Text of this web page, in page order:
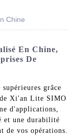
Chine
En Chine,
De
grâce
Xi'an Lite SIMO
d'applications,
et une durabilité
de vos opérations.